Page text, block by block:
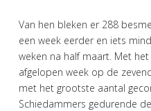
Van hen bleken er 288
een week eerder en iets
weken na half maart. Met
afgelopen week op de
met het grootste aantal
Schiedammers gedurende